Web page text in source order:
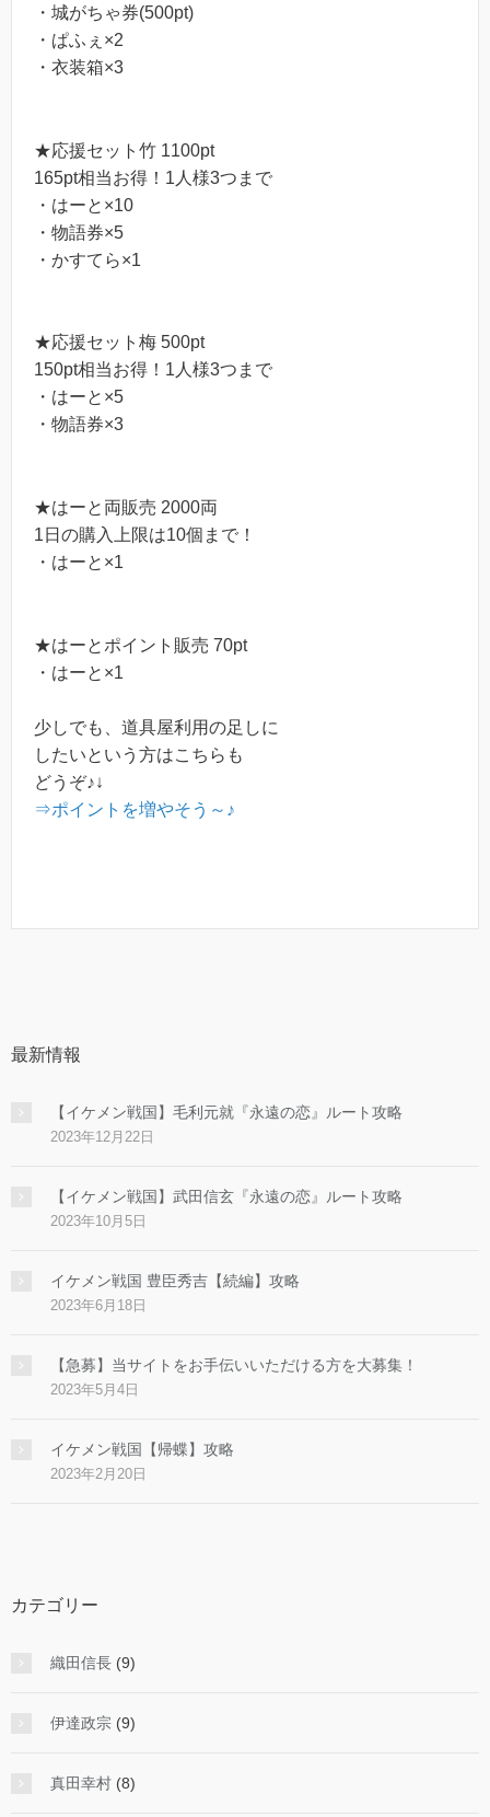
・城がちゃ券(500pt)
・ぱふぇ×2
・衣装箱×3
★応援セット竹 1100pt
165pt相当お得！1人様3つまで
・はーと×10
・物語券×5
・かすてら×1
★応援セット梅 500pt
150pt相当お得！1人様3つまで
・はーと×5
・物語券×3
★はーと両販売 2000両
1日の購入上限は10個まで！
・はーと×1
★はーとポイント販売 70pt
・はーと×1
少しでも、道具屋利用の足しに
したいという方はこちらも
どうぞ♪↓
⇒ポイントを増やそう～♪
最新情報
【イケメン戦国】毛利元就『永遠の恋』ルート攻略
2023年12月22日
【イケメン戦国】武田信玄『永遠の恋』ルート攻略
2023年10月5日
イケメン戦国 豊臣秀吉【続編】攻略
2023年6月18日
【急募】当サイトをお手伝いいただける方を大募集！
2023年5月4日
イケメン戦国【帰蝶】攻略
2023年2月20日
カテゴリー
織田信長 (9)
伊達政宗 (9)
真田幸村 (8)